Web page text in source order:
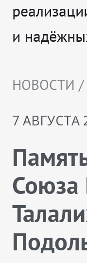
и
НОВОСТИ
7 АВГУСТА
Союза